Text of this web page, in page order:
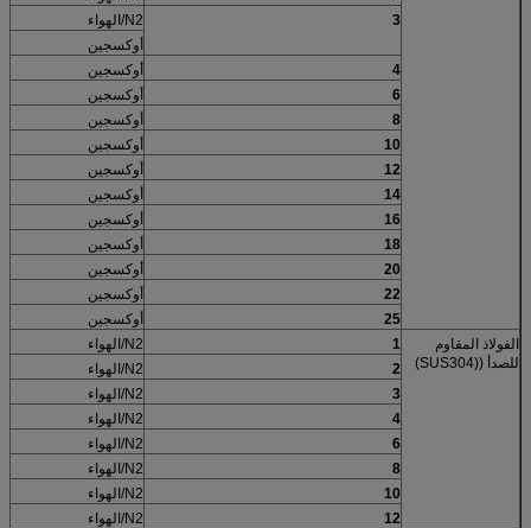
3
N2/الهواء
أوكسجين
4
أوكسجين
6
أوكسجين
8
أوكسجين
10
أوكسجين
12
أوكسجين
14
أوكسجين
16
أوكسجين
18
أوكسجين
20
أوكسجين
22
أوكسجين
25
أوكسجين
الفولاذ المقاوم
للصدأ ((SUS304)
1
N2/الهواء
2
N2/الهواء
3
N2/الهواء
4
N2/الهواء
6
N2/الهواء
8
N2/الهواء
10
N2/الهواء
12
N2/الهواء